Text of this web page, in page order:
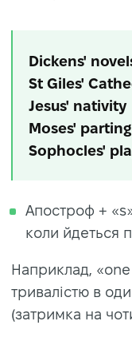
Dickens'
St Giles'
Jesus' nativity
Moses' parting
Sophocles'
Апостроф +
коли йдеться
Наприклад,
тривалістю в
(затримка на